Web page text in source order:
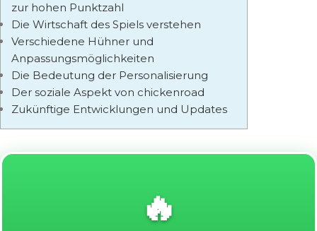
zur hohen Punktzahl
Die Wirtschaft des Spiels verstehen
Verschiedene Hühner und
Anpassungsmöglichkeiten
Die Bedeutung der Personalisierung
Der soziale Aspekt von chickenroad
Zukünftige Entwicklungen und Updates
🔥